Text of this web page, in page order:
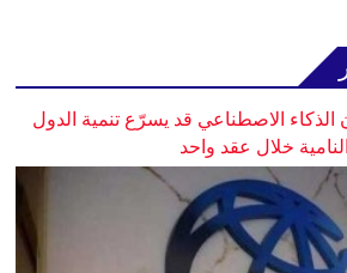
الذكاء الاصطناعي قد يسرّع تنمية الدول
النامية خلال عقد واحد